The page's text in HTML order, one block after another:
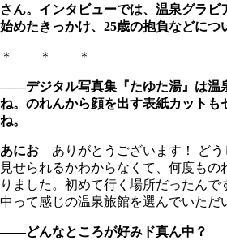
さん。インタビューでは、温泉グラビ
始めたきっかけ、25歳の抱負などにつ
＊ ＊ ＊
――デジタル写真集『たゆた湯』は温
ね。のれんから顔を出す表紙カットも
ね。
あにお ありがとうございます！ どう
見せられるかわからなくて、何度もの
りました。初めて行く場所だったんで
中って感じの温泉旅館を選んでいただ
――どんなところが好みド真ん中？